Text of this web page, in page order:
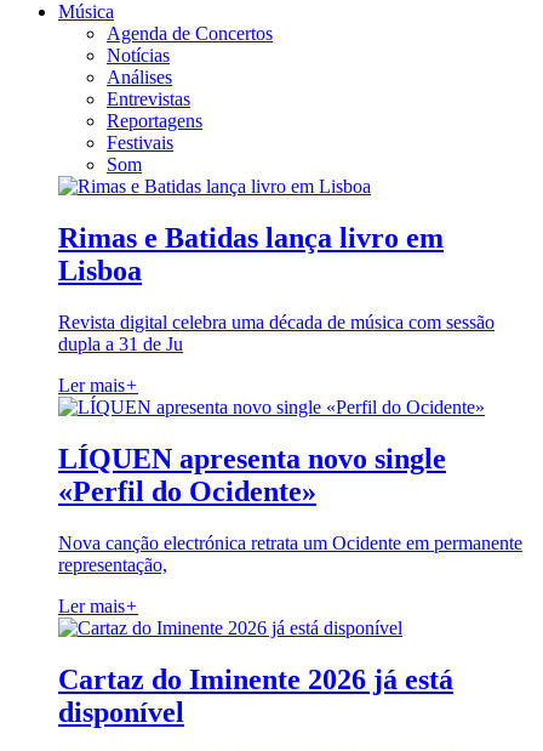
Música
Agenda de Concertos
Notícias
Análises
Entrevistas
Reportagens
Festivais
Som
Rimas e Batidas lança livro em
Lisboa
Revista digital celebra uma década de música com sessão
dupla a 31 de Ju
Ler mais+
LÍQUEN apresenta novo single
«Perfil do Ocidente»
Nova canção electrónica retrata um Ocidente em permanente
representação,
Ler mais+
Cartaz do Iminente 2026 já está
disponível